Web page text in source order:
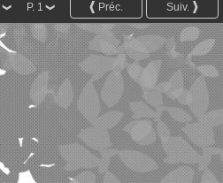
Suiv.
Préc.
P. 1